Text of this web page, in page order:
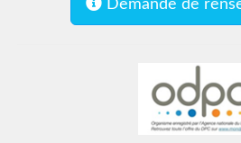
Demande de